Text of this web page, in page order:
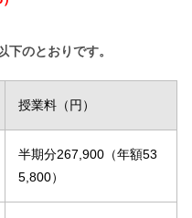
のとおりです。
授業料（円）
半期分267,900（年額53
5,800）